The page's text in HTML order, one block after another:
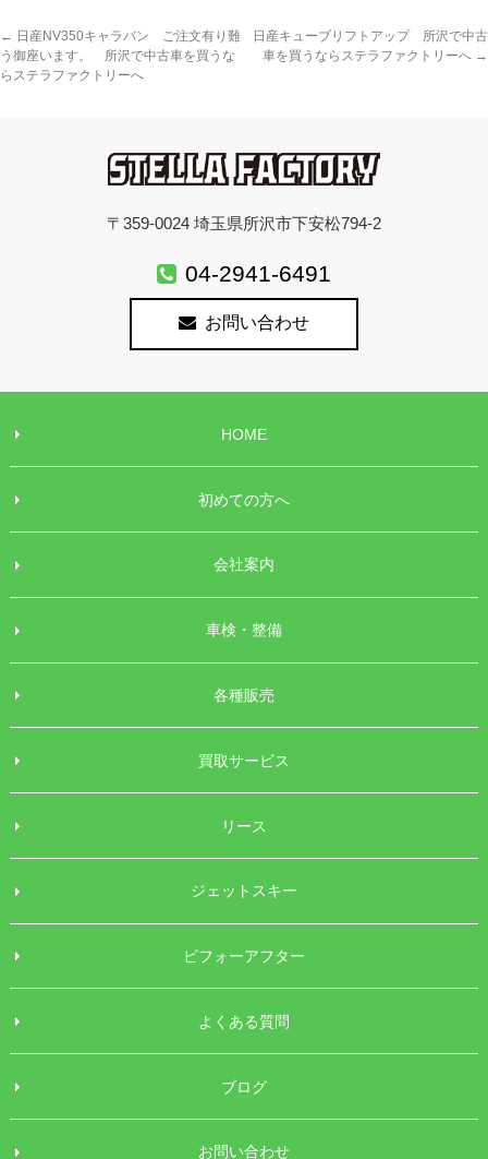
← 日産NV350キャラバン ご注文有り難
う御座います。 所沢で中古車を買うな
らステラファクトリーへ
日産キューブリフトアップ 所沢で中古
車を買うならステラファクトリーへ →
〒359-0024 埼玉県所沢市下安松794-2
04-2941-6491
お問い合わせ
HOME
初めての方へ
会社案内
車検・整備
各種販売
買取サービス
リース
ジェットスキー
ビフォーアフター
よくある質問
ブログ
お問い合わせ